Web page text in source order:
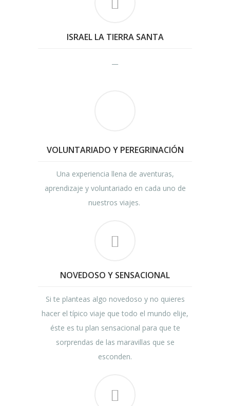
ISRAEL LA TIERRA SANTA
VOLUNTARIADO Y PEREGRINACIÓN
Una experiencia llena de aventuras,
aprendizaje y voluntariado en cada uno de
nuestros viajes.
NOVEDOSO Y SENSACIONAL
Si te planteas algo novedoso y no quieres
hacer el típico viaje que todo el mundo elije,
éste es tu plan sensacional para que te
sorprendas de las maravillas que se
esconden.